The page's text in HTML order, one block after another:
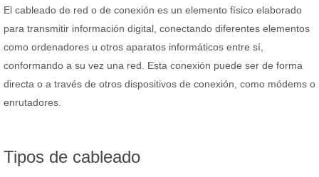
El cableado de red o de conexión es un elemento físico elaborado
para transmitir información digital, conectando diferentes elementos
como ordenadores u otros aparatos informáticos entre sí,
conformando a su vez una red. Esta conexión puede ser de forma
directa o a través de otros dispositivos de conexión, como módems o
enrutadores.
Tipos de cableado